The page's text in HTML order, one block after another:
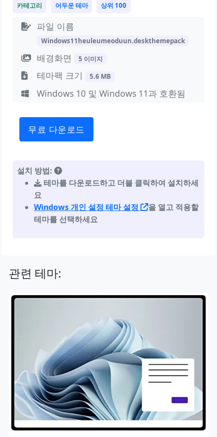
카테고리 어두운 테마 상위 100
파일 이름
Windows11heuleumeoduun.deskthemepack
배경화면 5 이미지
테마팩 크기 5.6 MB
Windows 10 및 Windows 11과 호환됨
무료 다운로드
설치 방법:
테마를 다운로드하고 더블 클릭하여 설치하세
요
Windows 개인 설정 테마 설정
을 열고 적용할
테마를 선택하세요
관련 테마: